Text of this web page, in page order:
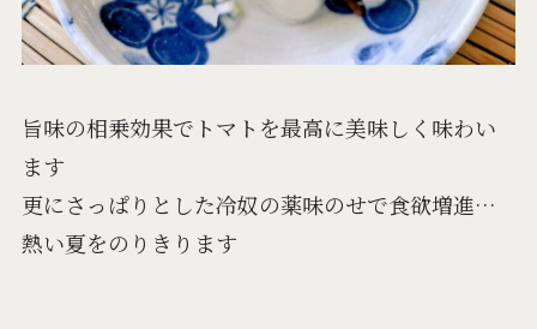
旨味の相乗効果でトマトを最高に美味しく味わい
ます
更にさっぱりとした冷奴の薬味のせで食欲増進…
熱い夏をのりきります